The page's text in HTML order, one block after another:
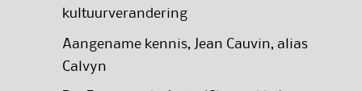
kultuurverandering
Aangename kennis, Jean Cauvin, alias
Calvyn